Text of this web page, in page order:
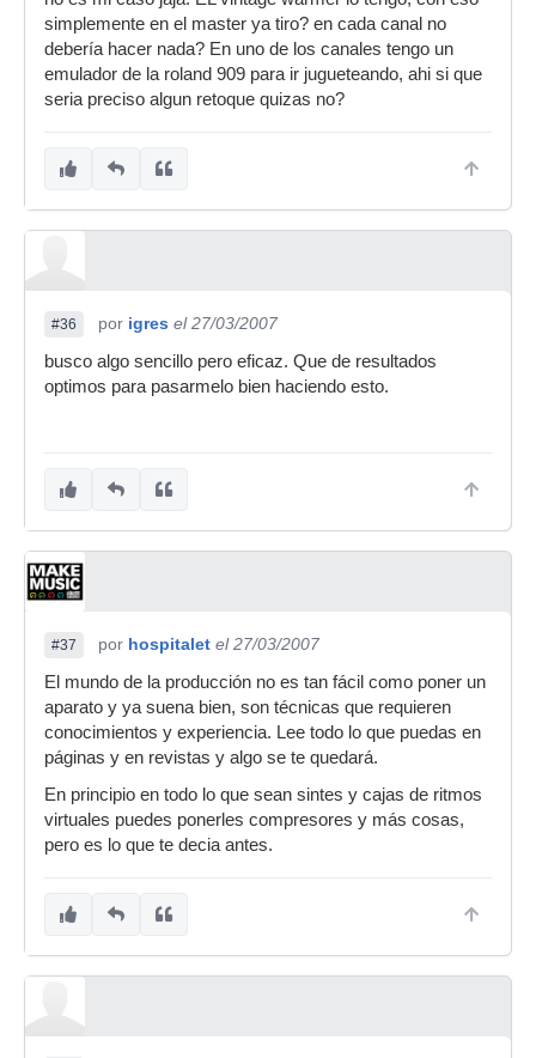
simplemente en el master ya tiro? en cada canal no
debería hacer nada? En uno de los canales tengo un
emulador de la roland 909 para ir jugueteando, ahi si que
seria preciso algun retoque quizas no?
#36 por igres el 27/03/2007
busco algo sencillo pero eficaz. Que de resultados
optimos para pasarmelo bien haciendo esto.
#37 por hospitalet el 27/03/2007
El mundo de la producción no es tan fácil como poner un
aparato y ya suena bien, son técnicas que requieren
conocimientos y experiencia. Lee todo lo que puedas en
páginas y en revistas y algo se te quedará.
En principio en todo lo que sean sintes y cajas de ritmos
virtuales puedes ponerles compresores y más cosas,
pero es lo que te decia antes.